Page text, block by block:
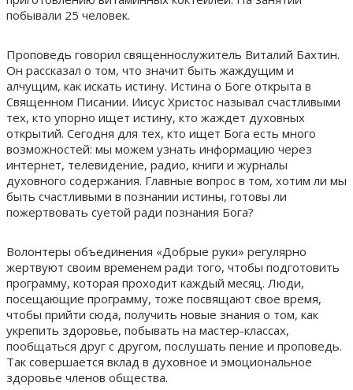
побывали 25 человек.
Проповедь говорил священнослужитель Виталий Бахтин.
Он рассказал о том, что значит быть жаждущим и
алчущим, как искать истину. Истина о Боге открыта в
Священном Писании. Иисус Христос называл счастливыми
тех, кто упорно ищет истину, кто жаждет духовных
открытий. Сегодня для тех, кто ищет Бога есть много
возможностей: мы можем узнать информацию через
интернет, телевидение, радио, книги и журналы
духовного содержания. Главные вопрос в том, хотим ли мы
быть счастливыми в познании истины, готовы ли
пожертвовать суетой ради познания Бога?
Волонтеры объединения «Добрые руки» регулярно
жертвуют своим временем ради того, чтобы подготовить
программу, которая проходит каждый месяц. Люди,
посещающие программу, тоже посвящают свое время,
чтобы прийти сюда, получить новые знания о том, как
укрепить здоровье, побывать на мастер-классах,
пообщаться друг с другом, послушать пение и проповедь.
Так совершается вклад в духовное и эмоциональное
здоровье членов общества.